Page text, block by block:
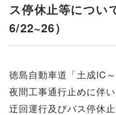
おトクなきっぷ特集
貸切バス
ス停休止等につい
6/22~26）
徳島自動車道「土成IC
夜間工事通行止めに伴
迂回運行及びバス停休止